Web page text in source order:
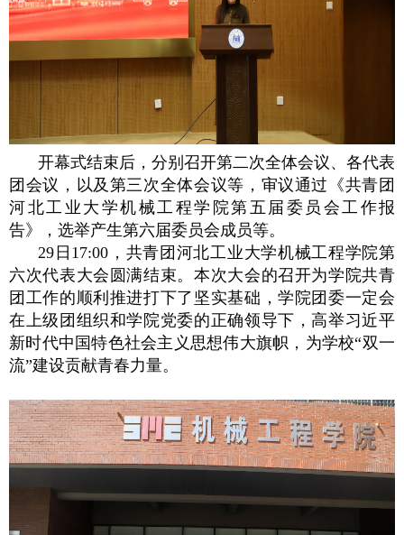
开幕式结束后，分别召开第二次全体会议、各代表
团会议，以及第三次全体会议等，审议通过《共青团
河北工业大学机械工程学院第五届委员会工作报
告》，选举产生第六届委员会成员等。
29日17:00，共青团河北工业大学机械工程学院第
六次代表大会圆满结束。本次大会的召开为学院共青
团工作的顺利推进打下了坚实基础，学院团委一定会
在上级团组织和学院党委的正确领导下，高举习近平
新时代中国特色社会主义思想伟大旗帜，为学校“双一
流”建设贡献青春力量。